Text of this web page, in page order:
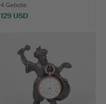
4 Gebote
129 USD